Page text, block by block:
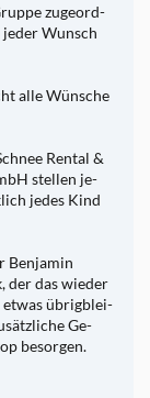
zu­ge­ord­
Wunsch
alle Wün­sche
Ren­tal &
stel­len je­
jedes Kind
Ben­ja­min
der das wie­der
etwas üb­rig­blei­
Ge­
be­sor­gen.